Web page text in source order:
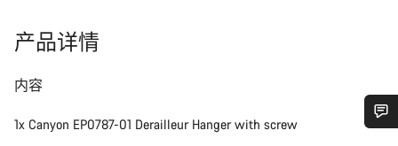
产品详情
内容
1x Canyon EP0787-01 Derailleur Hanger with screw